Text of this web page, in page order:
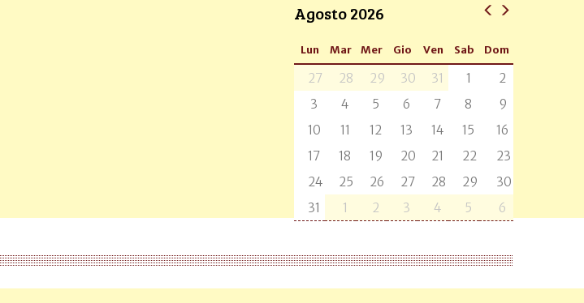
Agosto 2026
Lun Mar Mer Gio Ven Sab Dom
27 28 29 30 31 1
2
3
4 5 6 7 8
9
10
11 12 13 14 15
16
17
18 19 20 21 22
23
24
25 26 27 28 29
30
31
1 2 3 4 5 6